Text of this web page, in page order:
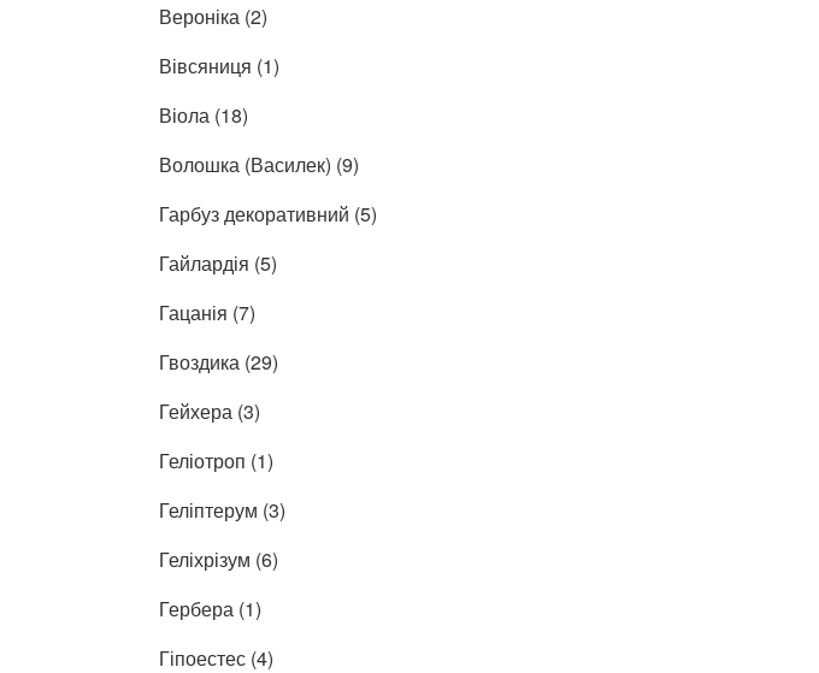
Вероніка (2)
Вівсяниця (1)
Віола (18)
Волошка (Василек) (9)
Гарбуз декоративний (5)
Гайлардія (5)
Гацанія (7)
Гвоздика (29)
Гейхера (3)
Геліотроп (1)
Геліптерум (3)
Геліхрізум (6)
Гербера (1)
Гіпоестес (4)